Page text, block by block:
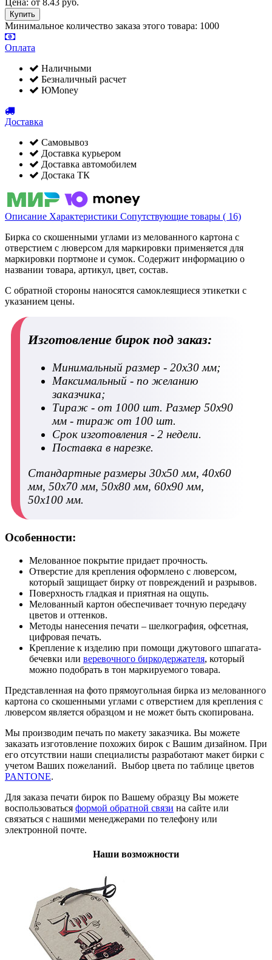
Цена: от 8.43 руб.
Минимальное количество заказа этого товара: 1000
Оплата
Наличными
Безналичный расчет
ЮMoney
Доставка
Самовывоз
Доставка курьером
Доставка автомобилем
Достака ТК
Описание Характеристики Сопутствующие товары ( 16)
Бирка со скошенными углами из мелованного картона с
отверстием с люверсом для маркировки применяется для
маркировки портмоне и сумок. Содержит информацию о
названии товара, артикул, цвет, состав.
С обратной стороны наносятся самоклеящиеся этикетки с
указанием цены.
Изготовление бирок под заказ:
Минимальный размер - 20х30 мм;
Максимальный - по желанию
заказчика;
Тираж - от 1000 шт. Размер 50х90
мм - тираж от 100 шт.
Срок изготовления - 2 недели.
Поставка в нарезке.
Стандартные размеры 30х50 мм, 40х60
мм, 50х70 мм, 50х80 мм, 60х90 мм,
50х100 мм.
Особенности:
Мелованное покрытие придает прочность.
Отверстие для крепления оформлено с люверсом,
который защищает бирку от повреждений и разрывов.
Поверхность гладкая и приятная на ощупь.
Мелованный картон обеспечивает точную передачу
цветов и оттенков.
Методы нанесения печати – шелкография, офсетная,
цифровая печать.
Крепление к изделию при помощи джутового шпагата-
бечевки или веревочного биркодержателя, который
можно подобрать в тон маркируемого товара.
Представленная на фото прямоугольная бирка из мелованного
картона со скошенными углами с отверстием для крепления с
люверсом является образцом и не может быть скопирована.
Мы производим печать по макету заказчика. Вы можете
заказать изготовление похожих бирок с Вашим дизайном. При
его отсутствии наши специалисты разработают макет бирки с
учетом Ваших пожеланий. Выбор цвета по таблице цветов
PANTONE.
Для заказа печати бирок по Вашему образцу Вы можете
воспользоваться формой обратной связи на сайте или
связаться с нашими менеджерами по телефону или
электронной почте.
Наши возможности